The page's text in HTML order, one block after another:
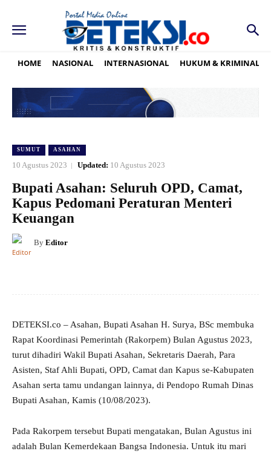
HOME NASIONAL INTERNASIONAL HUKUM & KRIMINAL
SUMUT ASAHAN
10 Agustus 2023 Updated: 10 Agustus 2023
Bupati Asahan: Seluruh OPD, Camat,
Kapus Pedomani Peraturan Menteri
Keuangan
By Editor
DETEKSI.co – Asahan, Bupati Asahan H. Surya, BSc membuka
Rapat Koordinasi Pemerintah (Rakorpem) Bulan Agustus 2023,
turut dihadiri Wakil Bupati Asahan, Sekretaris Daerah, Para
Asisten, Staf Ahli Bupati, OPD, Camat dan Kapus se-Kabupaten
Asahan serta tamu undangan lainnya, di Pendopo Rumah Dinas
Bupati Asahan, Kamis (10/08/2023).
Pada Rakorpem tersebut Bupati mengatakan, Bulan Agustus ini
adalah Bulan Kemerdekaan Bangsa Indonesia. Untuk itu mari